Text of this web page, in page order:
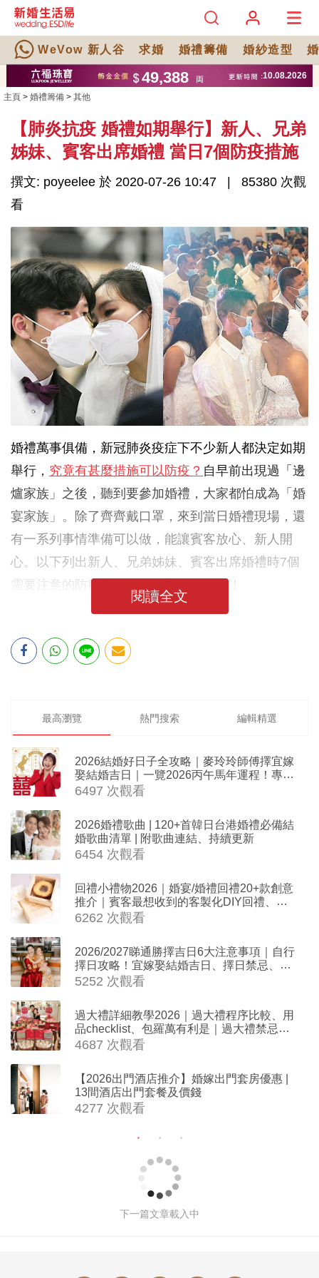
WeVow 新人谷 求婚 婚禮籌備 婚紗造型
主頁 > 婚禮籌備 > 其他
【肺炎抗疫 婚禮如期舉行】新人、兄弟
姊妹、賓客出席婚禮 當日7個防疫措施
撰文: poyeelee 於 2020-07-26 10:47
85380 次觀
看
婚禮萬事俱備，新冠肺炎疫症下不少新人都決定如期
舉行， 究竟有甚麼措施可以防疫？ 自早前出現過「邊
爐家族」之後，聽到要參加婚禮，大家都怕成為「婚
宴家族」。除了齊齊戴口罩，來到當日婚禮現場，還
有一系列事情準備可以做，能讓賓客放心、新人開
心。以下列出新人、兄弟姊妹、賓客出席婚禮時7個
需要注意的防疫措施，幫大家嚴謹抗疫！
閱讀全文
最高瀏覽 熱門搜索 編輯精選
2026結婚好日子全攻略｜麥玲玲師傅擇宜嫁
娶結婚吉日｜一覽2026丙午馬年運程！專業
擇日結婚+避開沖煞生肖指南
6497 次觀看
2026婚禮歌曲 | 120+首韓日台港婚禮必備結
婚歌曲清單 | 附歌曲連結、持續更新
6454 次觀看
回禮小禮物2026｜婚宴/婚禮回禮20+款創意
推介｜賓客最想收到的客製化DIY回禮、姊
妹禮物（持續更新）
6262 次觀看
2026/2027睇通勝擇吉日6大注意事項｜自行
擇日攻略！宜嫁娶結婚吉日、擇日禁忌、相
沖生肖一覽
5252 次觀看
過大禮詳細教學2026｜過大禮程序比較、用
品checklist、包羅萬有利是｜過大禮禁忌及
吉祥說話
4687 次觀看
【2026出門酒店推介】婚嫁出門套房優惠 |
13間酒店出門套餐及價錢
4277 次觀看
Bridal Shower 7大籌備指南Q&A丨婚
前派對主題活動、場地佈置構思丨
Bridal Shower打卡姊妹裝靈感＋特色
撰文: 編輯部 於 2026-05-22 10:00 1037492 次觀